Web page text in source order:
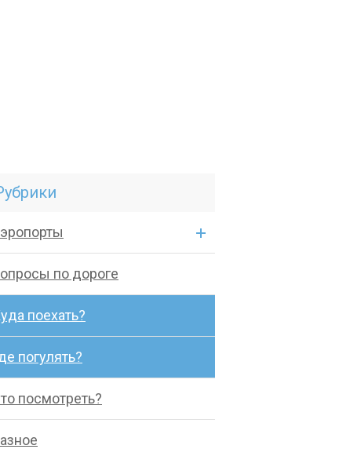
по дороге
поехать?
погулять?
посмотреть?